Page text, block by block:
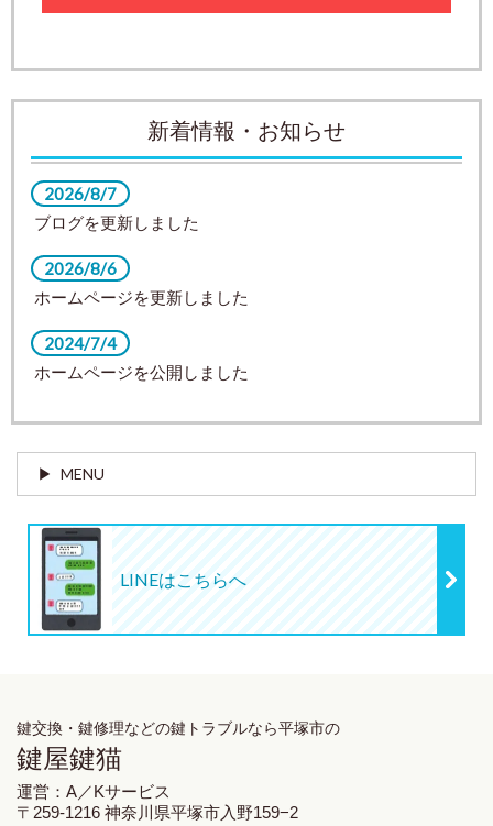
新着情報・お知らせ
2026/8/7
ブログを更新しました
2026/8/6
ホームページを更新しました
2024/7/4
ホームページを公開しました
MENU
LINEはこちらへ
鍵交換・鍵修理などの鍵トラブルなら平塚市の
鍵屋鍵猫
運営：A／Kサービス
〒259-1216 神奈川県平塚市入野159−2